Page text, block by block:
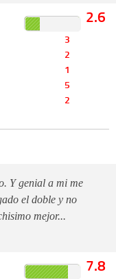
2.6
3
2
1
5
2
Y genial a mi me
el doble y no
mejor...
7.8